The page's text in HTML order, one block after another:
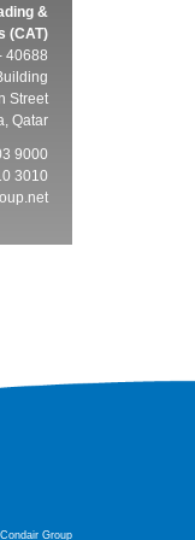
&
(CAT)
40688
Street
Qatar
9000
3010
Group